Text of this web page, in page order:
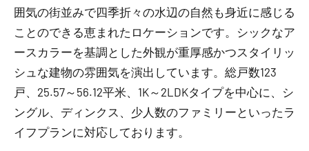
囲気の街並みで四季折々の水辺の自然も身近に感じる
ことのできる恵まれたロケーションです。シックなア
ースカラーを基調とした外観が重厚感かつスタイリッ
シュな建物の雰囲気を演出しています。総戸数123
戸、25.57～56.12平米、1K～2LDKタイプを中心に、シ
ングル、ディンクス、少人数のファミリーといったラ
イフプランに対応しております。